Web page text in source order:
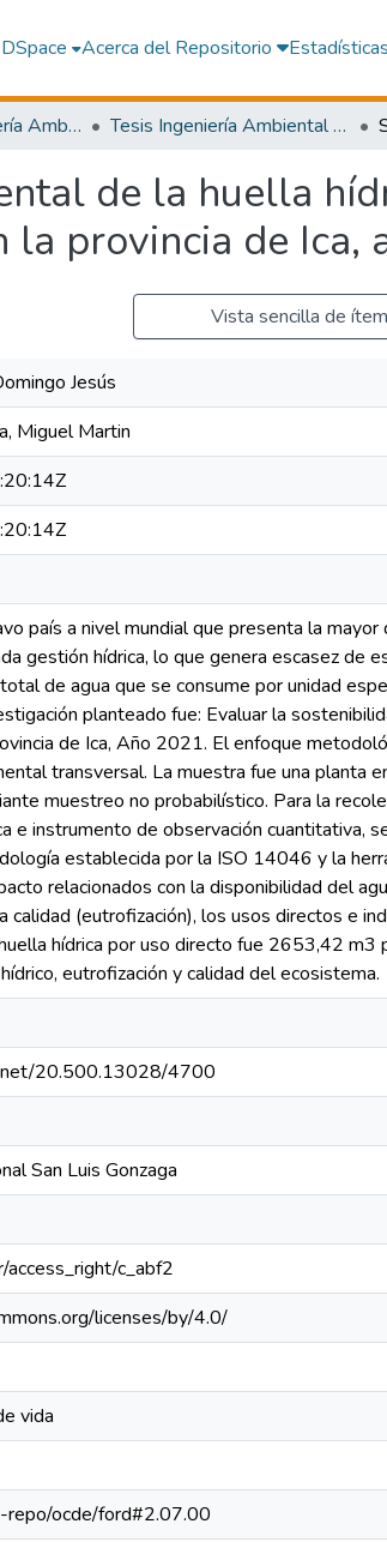
Acerca del Repositorio
Facultad de Ingeniería Ambiental y Sanitaria Tesis Ingeniería Ambiental y Sanitaria
de la huella
la provincia de Ica,
Vista sencilla de ítem
Jesús
Miguel Martin
país a nivel mundial que presenta la
gestión hídrica, lo que genera escasez de
de agua que se consume por unidad
planteado fue: Evaluar la
de Ica, Año 2021. El enfoque
transversal. La muestra fue una planta
muestreo no probabilístico. Para la
e instrumento de observación cuantitativa,
establecida por la ISO 14046 y la
relacionados con la disponibilidad del
calidad (eutrofización), los usos directos e
hídrica por uso directo fue 2653,42
eutrofización y calidad del ecosistema.
20.500.13028/4700
San Luis Gonzaga
c_abf2
licenses/by/4.0/
vida
repo/ocde/ford#2.07.00